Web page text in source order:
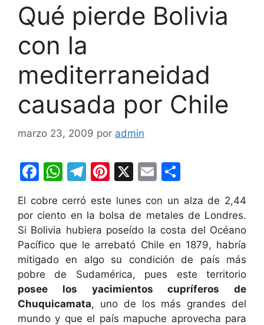
Qué pierde Bolivia
con la
mediterraneidad
causada por Chile
marzo 23, 2009 por admin
F
c
e
b
o
o
k
W
at
s
A
p
p
T
e
gr
a
m
Pi
er
e
st
X
E
ai
l
m
p
ar
tir
El cobre cerró este lunes con un alza de 2,44
por ciento en la bolsa de metales de Londres.
Si Bolivia hubiera poseído la costa del Océano
Pacífico que le arrebató Chile en 1879, habría
mitigado en algo su condición de país más
pobre de Sudamérica, pues este territorio
posee los yacimientos cupríferos de
Chuquicamata, uno de los más grandes del
mundo y que el país mapuche aprovecha para